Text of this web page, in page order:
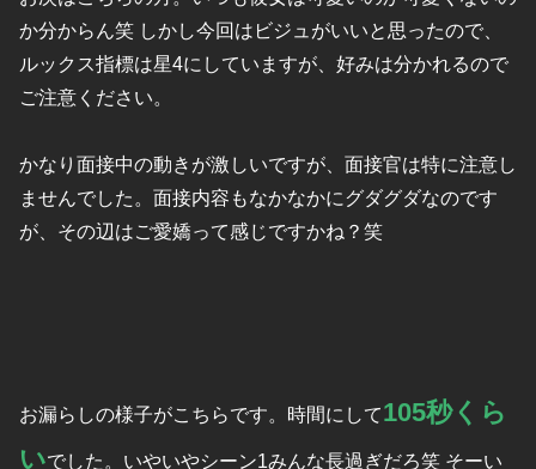
か分からん笑 しかし今回はビジュがいいと思ったので、
ルックス指標は星4にしていますが、好みは分かれるので
ご注意ください。
かなり面接中の動きが激しいですが、面接官は特に注意し
ませんでした。面接内容もなかなかにグダグダなのです
が、その辺はご愛嬌って感じですかね？笑
お漏らしの様子がこちらです。時間にして105秒くら
いでした。いやいやシーン1みんな長過ぎだろ笑 そーい